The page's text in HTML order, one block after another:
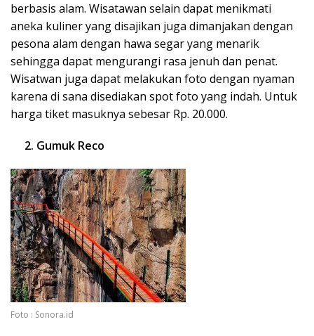
berbasis alam. Wisatawan selain dapat menikmati
aneka kuliner yang disajikan juga dimanjakan dengan
pesona alam dengan hawa segar yang menarik
sehingga dapat mengurangi rasa jenuh dan penat.
Wisatwan juga dapat melakukan foto dengan nyaman
karena di sana disediakan spot foto yang indah. Untuk
harga tiket masuknya sebesar Rp. 20.000.
2. Gumuk Reco
Foto : Sonora.id